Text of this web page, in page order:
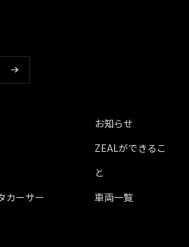
カーサー
お知らせ
ZEALができるこ
と
車両一覧